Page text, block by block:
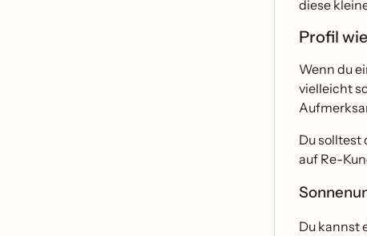
diese
Profil
Wenn du
vielleicht
Du solltest
auf Re-
Du kannst